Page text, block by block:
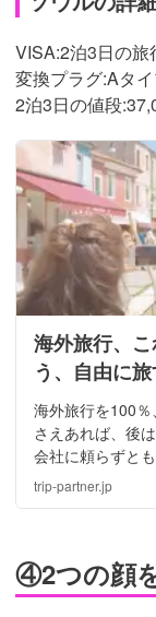
VISA:2泊3日の旅
変換プラグ:Aタ
2泊3日の値段
海外旅行、
う、自由に
海外旅行を100
さえあれば、後
会社に頼らずと
SNSそして翻訳
え、これでサク
trip-partner.jp
④2つの顔